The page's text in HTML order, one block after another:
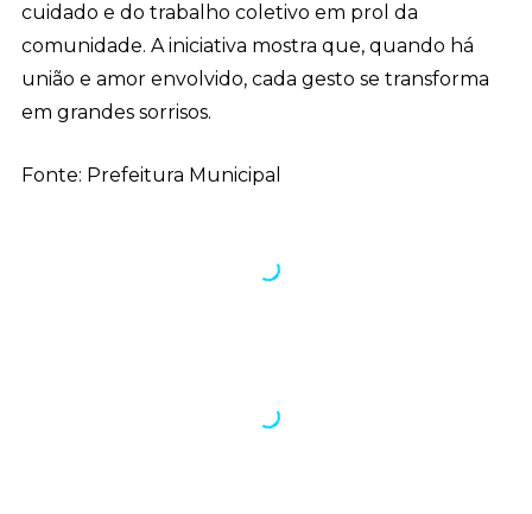
cuidado e do trabalho coletivo em prol da
comunidade. A iniciativa mostra que, quando há
união e amor envolvido, cada gesto se transforma
em grandes sorrisos.
Fonte: Prefeitura Municipal